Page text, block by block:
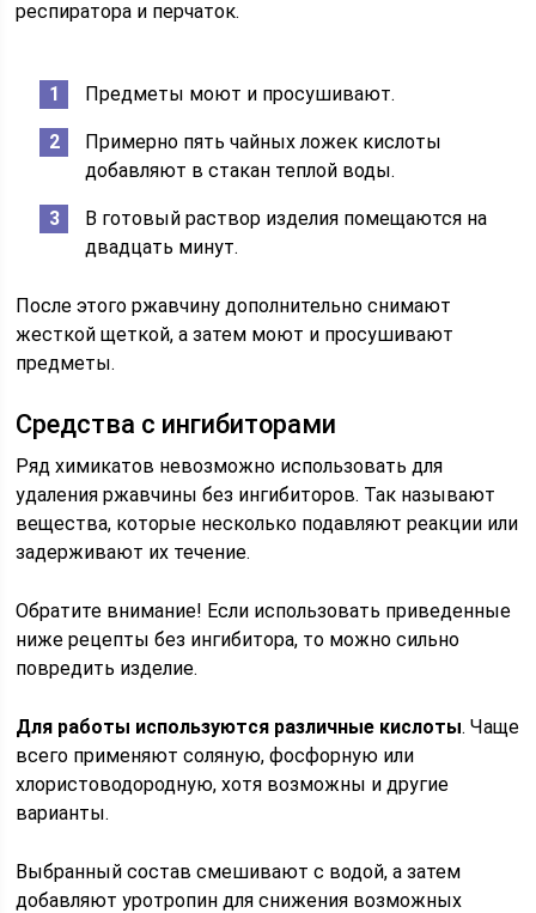
респиратора и перчаток.
Предметы моют и просушивают.
Примерно пять чайных ложек кислоты
добавляют в стакан теплой воды.
В готовый раствор изделия помещаются на
двадцать минут.
После этого ржавчину дополнительно снимают
жесткой щеткой, а затем моют и просушивают
предметы.
Средства с ингибиторами
Ряд химикатов невозможно использовать для
удаления ржавчины без ингибиторов. Так называют
вещества, которые несколько подавляют реакции или
задерживают их течение.
Обратите внимание! Если использовать приведенные
ниже рецепты без ингибитора, то можно сильно
повредить изделие.
Для работы используются различные кислоты. Чаще
всего применяют соляную, фосфорную или
хлористоводородную, хотя возможны и другие
варианты.
Выбранный состав смешивают с водой, а затем
добавляют уротропин для снижения возможных